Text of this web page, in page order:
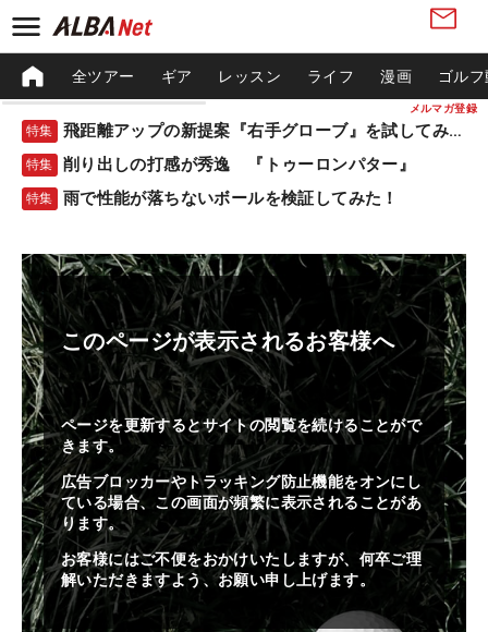
メルマガ登録
全ツアー ギア レッスン ライフ 漫画 ゴル
特集 飛距離アップの新提案『右手グローブ』を試してみた！
特集 削り出しの打感が秀逸 『トゥーロンパター』
特集 雨で性能が落ちないボールを検証してみた！
このページが表示されるお客様へ
ページを更新するとサイトの閲覧を続けることがで
きます。
広告ブロッカーやトラッキング防止機能をオンにし
ている場合、この画面が頻繁に表示されることがあ
ります。
お客様にはご不便をおかけいたしますが、何卒ご理
解いただきますよう、お願い申し上げます。